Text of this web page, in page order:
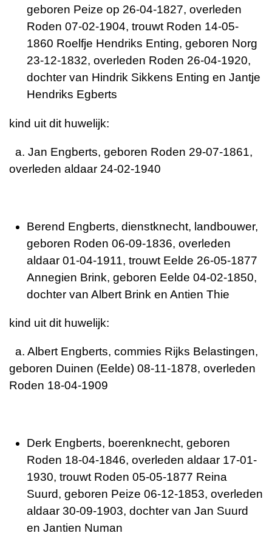
geboren Peize op 26-04-1827, overleden
Roden 07-02-1904, trouwt Roden 14-05-
1860 Roelfje Hendriks Enting, geboren Norg
23-12-1832, overleden Roden 26-04-1920,
dochter van Hindrik Sikkens Enting en Jantje
Hendriks Egberts
kind uit dit huwelijk:
a. Jan Engberts, geboren Roden 29-07-1861,
overleden aldaar 24-02-1940
Berend Engberts, dienstknecht, landbouwer,
geboren Roden 06-09-1836, overleden
aldaar 01-04-1911, trouwt Eelde 26-05-1877
Annegien Brink, geboren Eelde 04-02-1850,
dochter van Albert Brink en Antien Thie
kind uit dit huwelijk:
a. Albert Engberts, commies Rijks Belastingen,
geboren Duinen (Eelde) 08-11-1878, overleden
Roden 18-04-1909
Derk Engberts, boerenknecht, geboren
Roden 18-04-1846, overleden aldaar 17-01-
1930, trouwt Roden 05-05-1877 Reina
Suurd, geboren Peize 06-12-1853, overleden
aldaar 30-09-1903, dochter van Jan Suurd
en Jantien Numan